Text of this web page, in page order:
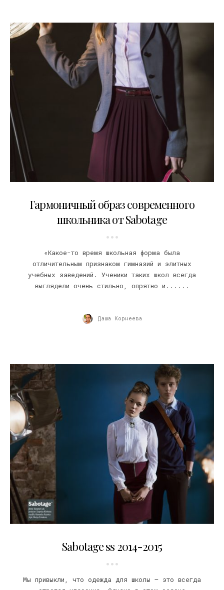
Гармоничный образ современного
школьника от Sabotage
«Какое-то время школьная форма была
отличительным признаком гимназий и элитных
учебных заведений. Ученики таких школ всегда
выглядели очень стильно, опрятно и......
Даша Корнеева
Sabotage ss 2014-2015
Мы привыкли, что одежда для школы – это всегда